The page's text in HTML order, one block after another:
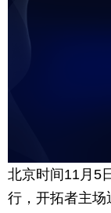
北京时间11月5
行，开拓者主